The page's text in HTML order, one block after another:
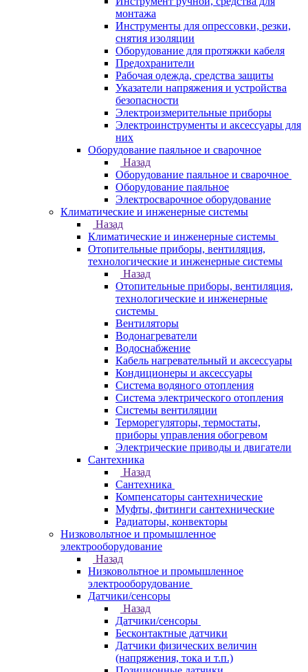
монтажа
Инструменты для опрессовки, резки,
снятия изоляции
Оборудование для протяжки кабеля
Предохранители
Рабочая одежда, средства защиты
Указатели напряжения и устройства
безопасности
Электроизмерительные приборы
Электроинструменты и аксессуары для
них
Оборудование паяльное и сварочное
Назад
Оборудование паяльное и сварочное
Оборудование паяльное
Электросварочное оборудование
Климатические и инженерные системы
Назад
Климатические и инженерные системы
Отопительные приборы, вентиляция,
технологические и инженерные системы
Назад
Отопительные приборы, вентиляция,
технологические и инженерные
системы
Вентиляторы
Водонагреватели
Водоснабжение
Кабель нагревательный и аксессуары
Кондиционеры и аксессуары
Система водяного отопления
Система электрического отопления
Системы вентиляции
Терморегуляторы, термостаты,
приборы управления обогревом
Электрические приводы и двигатели
Сантехника
Назад
Сантехника
Компенсаторы сантехнические
Муфты, фитинги сантехнические
Радиаторы, конвекторы
Низковольтное и промышленное
электрооборудование
Назад
Низковольтное и промышленное
электрооборудование
Датчики/сенсоры
Назад
Датчики/сенсоры
Бесконтактные датчики
Датчики физических величин
(напряжения, тока и т.п.)